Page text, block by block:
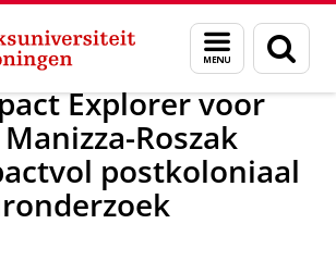
Menu
en
zoeken
Nieuws
Explorer voor
Roszak
postkoloniaal